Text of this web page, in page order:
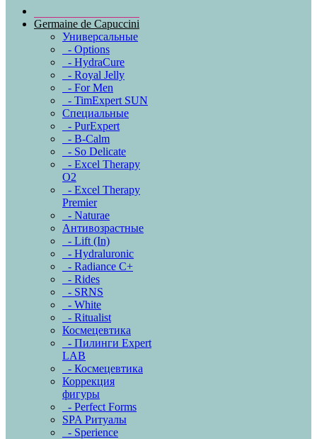
Germaine de Capuccini
Универсальные
- Options
- HydraCure
- Royal Jelly
- For Men
- TimExpert SUN
Специальные
- PurExpert
- B-Calm
- So Delicate
- Excel Therapy
O2
- Excel Therapy
Premier
- Naturae
Антивозрастные
- Lift (In)
- Hydraluronic
- Radiance C+
- Rides
- SRNS
- White
- Ritualist
Космецевтика
- Пилинги Expert
LAB
- Космецевтика
Коррекция
фигуры
- Perfect Forms
SPA Ритуалы
- Sperience